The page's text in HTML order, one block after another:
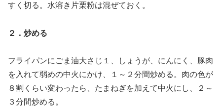
すく切る。水溶き片栗粉は混ぜておく。
２．炒める
フライパンにごま油大さじ１、しょうが、にんにく、豚肉
を入れて弱めの中火にかけ、１～２分間炒める。肉の色が
８割くらい変わったら、たまねぎを加えて中火にし、２～
３分間炒める。